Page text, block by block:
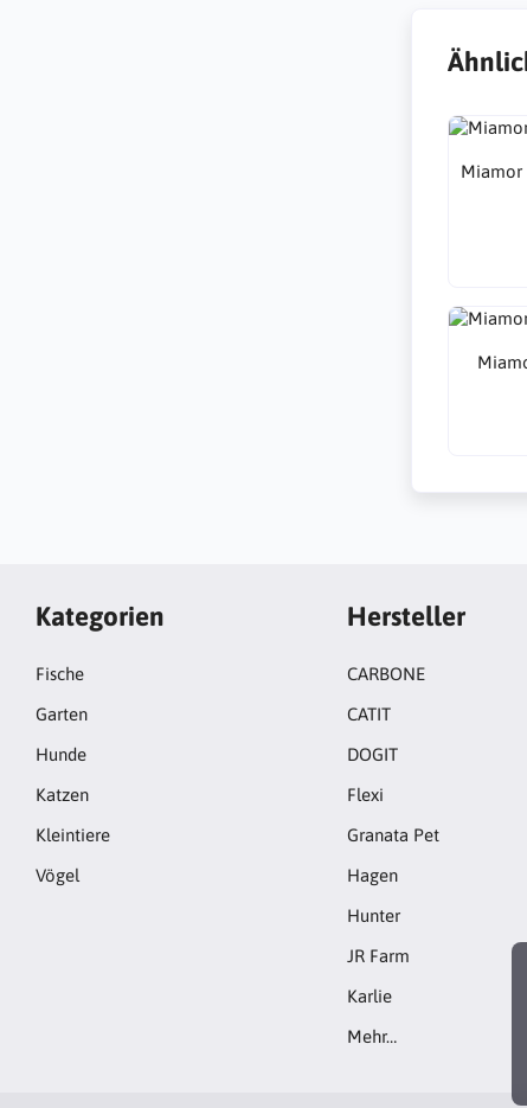
Miamor
Kategorien
Fische
Garten
Hunde
Katzen
Kleintiere
Vögel
Hersteller
CARBONE
CATIT
DOGIT
Flexi
Granata Pet
Hagen
Hunter
JR Farm
Karlie
Mehr…